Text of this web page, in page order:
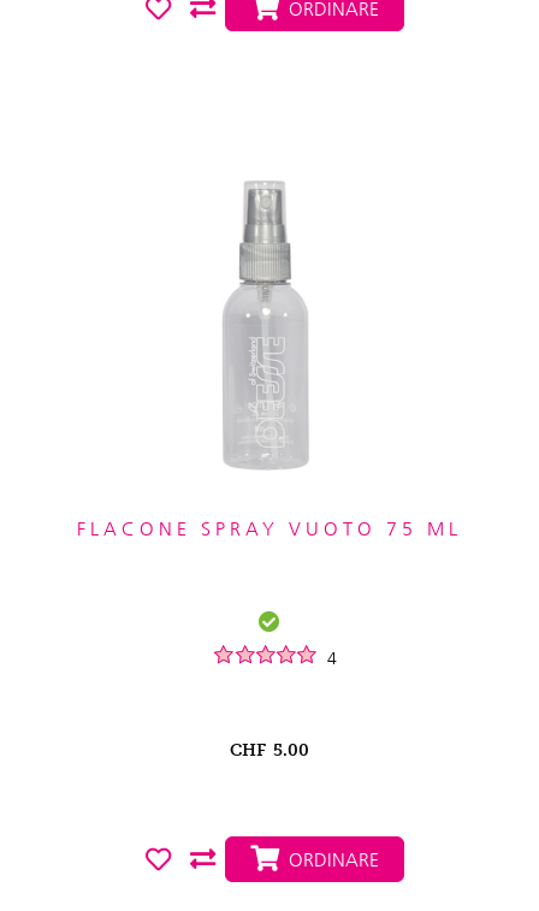
ORDINARE
FLACONE SPRAY VUOTO 75 ML
4
CHF 5.00
ORDINARE